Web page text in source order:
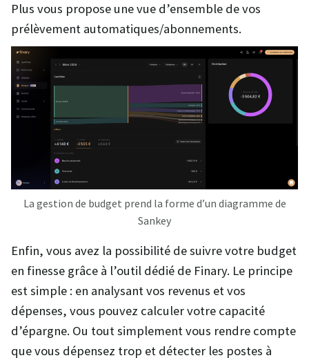
Plus vous propose une vue d’ensemble de vos
prélèvement automatiques/abonnements.
La gestion de budget prend la forme d’un diagramme de
Sankey
Enfin, vous avez la possibilité de suivre votre budget
en finesse grâce à l’outil dédié de Finary. Le principe
est simple : en analysant vos revenus et vos
dépenses, vous pouvez calculer votre capacité
d’épargne. Ou tout simplement vous rendre compte
que vous dépensez trop et détecter les postes à